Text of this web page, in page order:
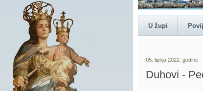
U župi
05. lipnja 2022. godine
Duhovi -